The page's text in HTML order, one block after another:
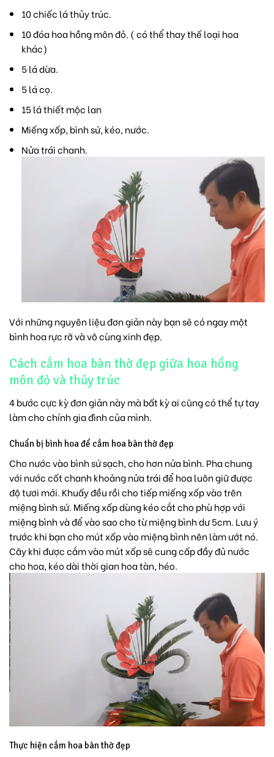
10 chiếc lá thủy trúc.
10 đóa hoa hồng môn đỏ. ( có thể thay thế loại hoa
khác)
5 lá dừa.
5 lá cọ.
15 lá thiết mộc lan
Miếng xốp, bình sứ, kéo, nước.
Nửa trái chanh.
Với những nguyên liệu đơn giản này bạn sẽ có ngay một
bình hoa rực rỡ và vô cùng xinh đẹp.
Cách cắm hoa bàn thờ đẹp giữa hoa hồng
môn đỏ và thủy trúc
4 bước cực kỳ đơn giản này mà bất kỳ ai cũng có thể tự tay
làm cho chính gia đình của mình.
Chuẩn bị bình hoa để cắm hoa bàn thờ đẹp
Cho nước vào bình sứ sạch, cho hơn nửa bình. Pha chung
với nước cốt chanh khoảng nửa trái để hoa luôn giữ được
độ tươi mới. Khuấy đều rồi cho tiếp miếng xốp vào trên
miệng bình sứ. Miếng xốp dùng kéo cắt cho phù hợp với
miệng bình và để vào sao cho từ miệng bình dư 5cm. Lưu ý
trước khi bạn cho mút xốp vào miệng bình nên làm ướt nó.
Cây khi được cắm vào mút xốp sẽ cung cấp đầy đủ nước
cho hoa, kéo dài thời gian hoa tàn, héo.
Thực hiện cắm hoa bàn thờ đẹp